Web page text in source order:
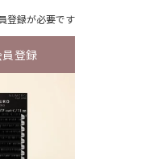
登録が必要です
員登録